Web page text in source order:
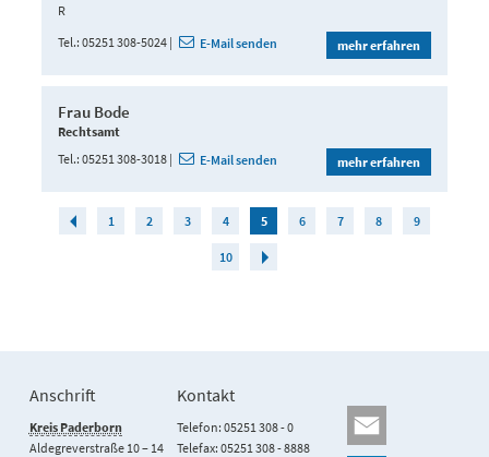
R
Tel. 05251 308-5024 E-Mail senden mehr erfahren
Frau Bode
Rechtsamt
Tel. 05251 308-3018 E-Mail senden mehr erfahren
1 2 3 4 5 6 7 8 9
10
Anschrift
Kreis Paderborn
Aldegreverstraße 10 – 14
Kontakt
Telefon: 05251 308 - 0
Telefax: 05251 308 - 8888